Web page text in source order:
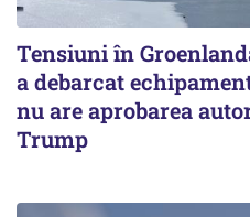
Tensiuni în
a debarcat
nu are aprobarea
Trump